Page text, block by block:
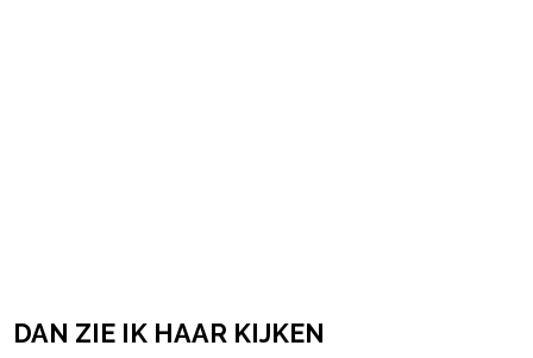
DAN ZIE IK HAAR KIJKEN